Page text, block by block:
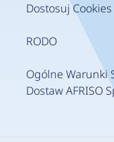
Dostosuj Cookies
RODO
Ogólne Warunki
Dostaw AFRISO